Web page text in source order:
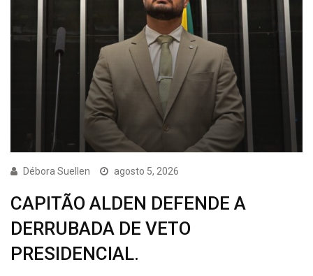
Débora Suellen agosto 5, 2026
CAPITÃO ALDEN DEFENDE A
DERRUBADA DE VETO
PRESIDENCIAL.